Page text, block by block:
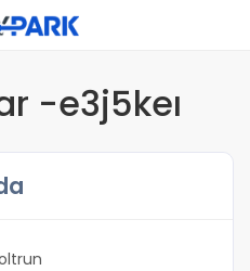
-e3j5keı